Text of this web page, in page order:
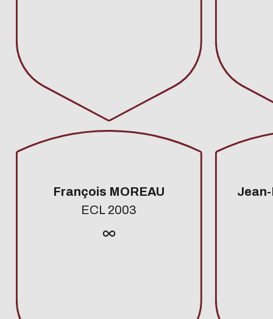
François MOREAU
ECL 2003